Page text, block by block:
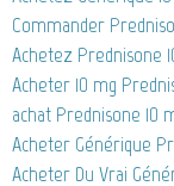
Commander
Achetez Prednisone
Acheter 10 mg
achat Prednisone 10
Acheter Générique
Acheter Du Vrai